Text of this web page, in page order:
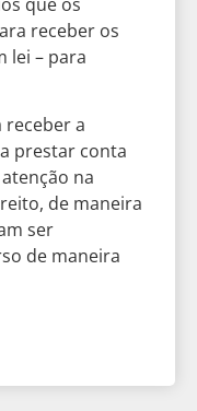
receber os
lei – para
receber a
prestar conta
na
de maneira
ser
de maneira